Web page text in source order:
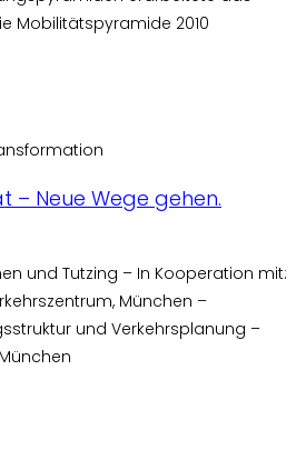
Mobilitätspyramide 2010
– Neue Wege gehen.
und Tutzing – In Kooperation mit:
München –
und Verkehrsplanung –